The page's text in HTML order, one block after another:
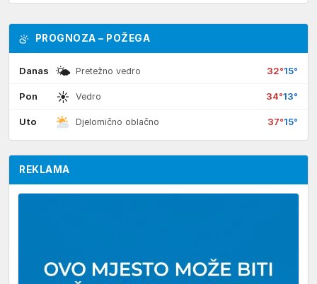
PROGNOZA – POŽEGA
Danas 🌤 Pretežno vedro 32°15°
Pon ☀ Vedro 34°13°
Uto Djelomično oblačno 37°15°
REKLAMA